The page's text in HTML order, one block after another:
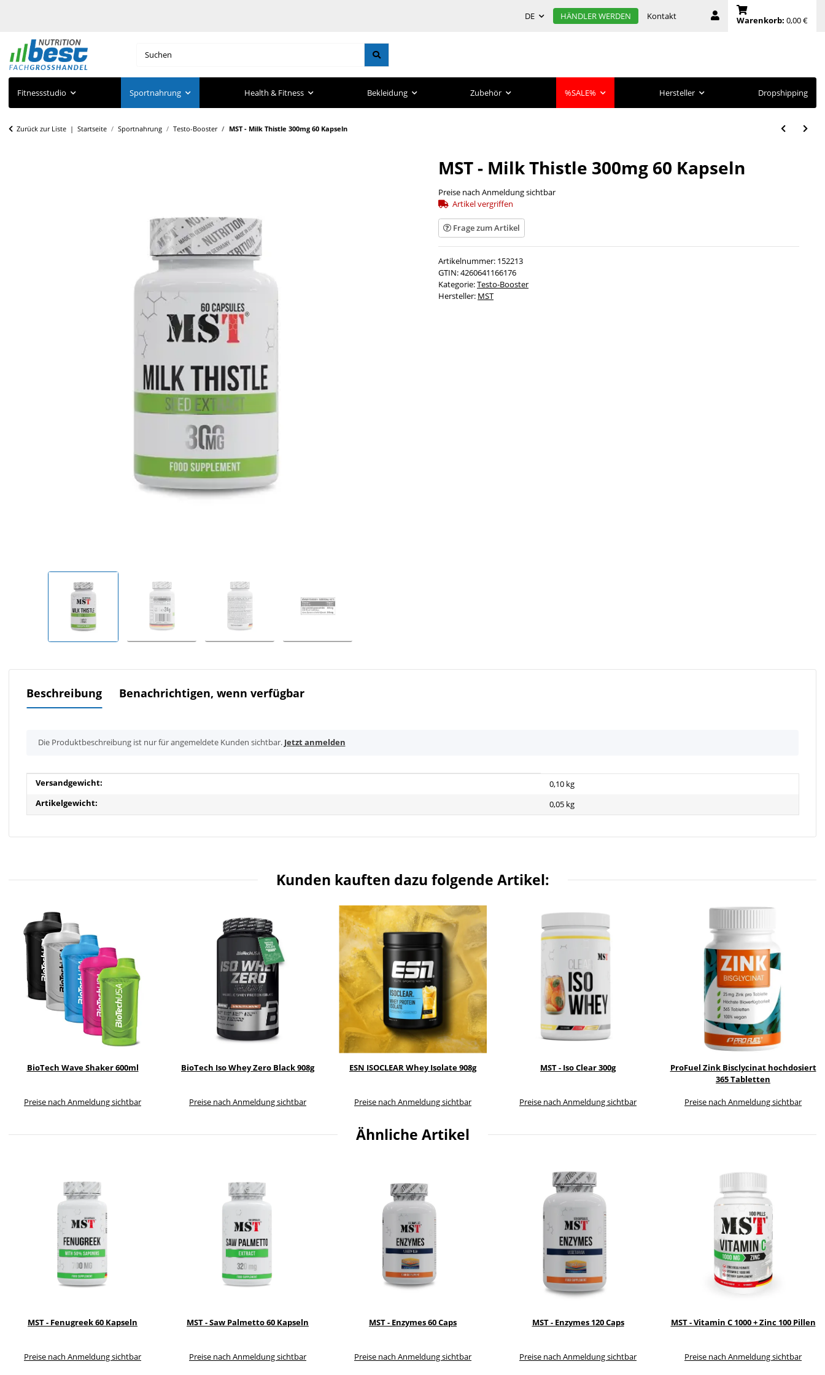
DE HÄNDLER WERDEN Kontakt Warenkorb: 0,00 €
Fitnessstudio Sportnahrung Health & Fitness Bekleidung Zubehör %SALE% Hersteller Dropshipping
Zurück zur Liste Startseite Sportnahrung Testo-Booster MST - Milk Thistle 300mg 60 Kapseln
MST - Milk Thistle 300mg 60 Kapseln
Preise nach Anmeldung sichtbar
Artikel vergriffen
Frage zum Artikel
Artikelnummer: 152213
GTIN:4260641166176
Kategorie:Testo-Booster
Hersteller: MST
Beschreibung Benachrichtigen, wenn verfügbar
x
Die Produktbeschreibung ist nur für angemeldete Kunden sichtbar. Jetzt anmelden
Produkteigenschaft
Wert
Versandgewicht:
0,10 kg
Artikelgewicht:
0,05 kg
Kunden kauften dazu folgende Artikel:
BioTech Wave Shaker 600ml
Preise nach Anmeldung sichtbar
BioTech Iso Whey Zero Black 908g
Preise nach Anmeldung sichtbar
ESN ISOCLEAR Whey Isolate 908g
Preise nach Anmeldung sichtbar
MST - Iso Clear 300g
Preise nach Anmeldung sichtbar
ProFuel Zink Bisclycinat hochdosiert
365 Tabletten
Preise nach Anmeldung sichtbar
Ähnliche Artikel
MST - Fenugreek 60 Kapseln
Preise nach Anmeldung sichtbar
MST - Saw Palmetto 60 Kapseln
Preise nach Anmeldung sichtbar
MST - Enzymes 60 Caps
Preise nach Anmeldung sichtbar
MST - Enzymes 120 Caps
Preise nach Anmeldung sichtbar
MST - Vitamin C 1000 + Zinc 100 Pillen
Preise nach Anmeldung sichtbar